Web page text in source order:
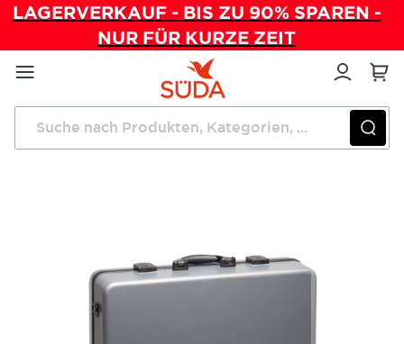
LAGERVERKAUF - BIS ZU 90% SPAREN -
NUR FÜR KURZE ZEIT
Direkt
zum
Inhalt
Startseite Mobile Fußpflege SÜDA Mobility Compact